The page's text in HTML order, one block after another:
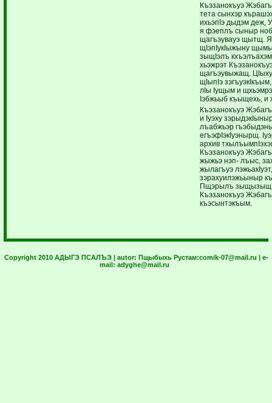
Къэзанокъуэ
тета сынхэр
ихьэпIэ дыдэм деж,
я фэеплъ сыныр
щагъэувауэ щытщ.
щIэпIукIыжыну
зыщIэлъ
хьэжрэт
щагъэувыжащ.
щIыпIэ
лIы Iущым и
Iэбжьыб къыщехь, и
Къэзанокъуэ
и Iуэху
лъабжьэр
егъэфIэкIуэнырщ.
архив
Къэзанокъуэ
жыжьэ нэп- лъыс,
жылагъуэ
зэрахуилэжьыныр
Пщэрылъ
Къэзанокъуэ
къэсынтэкъым.
Copyright 2010 АДЫГЭ ПСАЛЪЭ | autor: Пщыбыхь Рустам:comik-07@mail.ru | e-
mail: adyghe@mail.ru